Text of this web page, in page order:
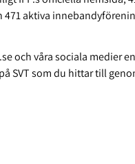
471 aktiva
och våra sociala medier
SVT som du hittar till